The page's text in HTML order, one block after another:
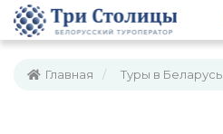
Главная Туры в Беларусь